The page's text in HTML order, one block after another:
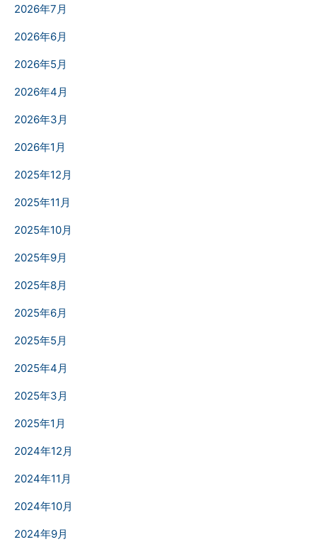
2026年7月
2026年6月
2026年5月
2026年4月
2026年3月
2026年1月
2025年12月
2025年11月
2025年10月
2025年9月
2025年8月
2025年6月
2025年5月
2025年4月
2025年3月
2025年1月
2024年12月
2024年11月
2024年10月
2024年9月